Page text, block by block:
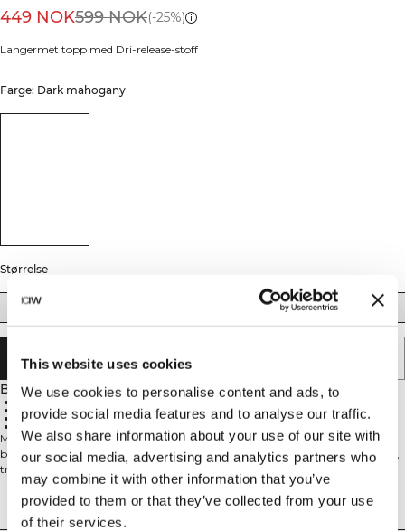
This website uses cookies
We use cookies to personalise content and ads, to
provide social media features and to analyse our traffic.
We also share information about your use of our site with
our social media, advertising and analytics partners who
may combine it with other information that you’ve
provided to them or that they’ve collected from your use
of their services.
449 NOK599 NOK(-25%)
Langermet topp med Dri-release-stoff
Farge: Dark mahogany
Størrelse
XS XL XXL
UTSOLGT - VARSLE MEG
Beskrivelse
81% polyester, 14% bomull, 5% elastan
Dri-release stoff
Fukttransporterende
Mirage Dri-Release Printed Long Sleeve kombinerer den myke følelsen av
bomull med ytelsen til hurtigtørkende stoff. Designet for høyintensiv trening,
transporterer den fuktighet vekk for å holde deg komfortabel gjennom hver
økt. Med en lett følelse og en passform som beveger seg med deg, er den et
enkelt førstevalg enten du varmer opp, trener eller avkjøler.
Tekniske egenskaper